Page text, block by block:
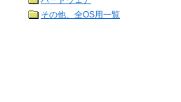
その他、全OS用一覧